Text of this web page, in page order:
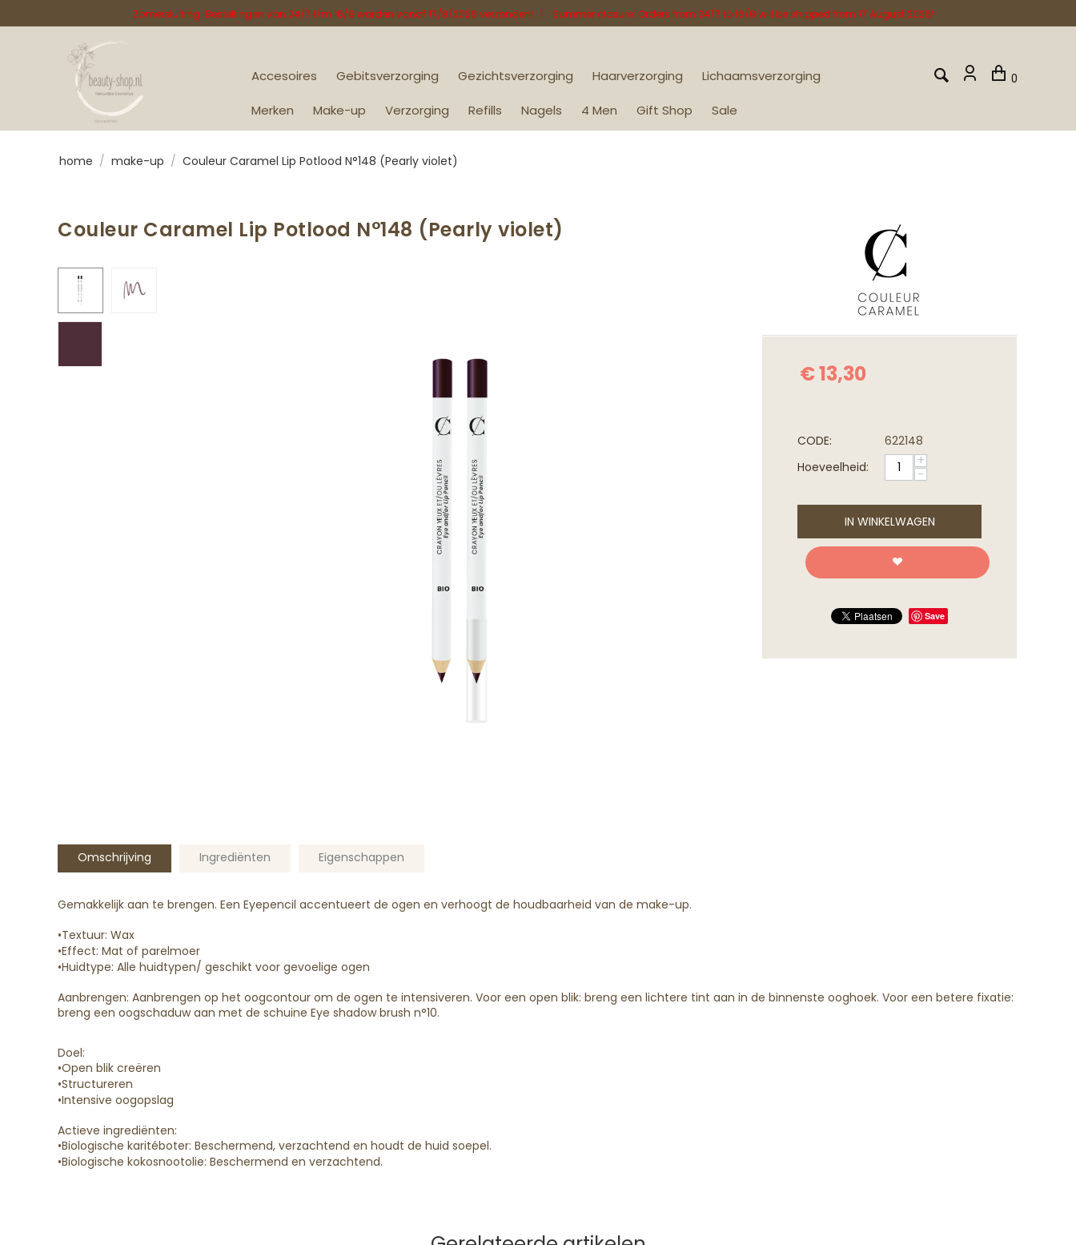
Zomersluiting: Bestellingen van 24/7 t/m 16/8 worden vanaf 17/8/2026 verzonden! | Summer closure: Orders from 24/7 to 16/8 will be shipped from 17 August 2026!
Accesoires Gebitsverzorging Gezichtsverzorging Haarverzorging Lichaamsverzorging
Merken Make-up Verzorging Refills Nagels 4 Men Gift Shop Sale
0
home / make-up / Couleur Caramel Lip Potlood N°148 (Pearly violet)
Couleur Caramel Lip Potlood N°148 (Pearly violet)
€13,30
CODE:
622148
Hoeveelheid:
+
−
IN WINKELWAGEN
Save
Omschrijving Ingrediënten Eigenschappen
Gemakkelijk aan te brengen. Een Eyepencil accentueert de ogen en verhoogt de houdbaarheid van de make-up.
•Textuur: Wax
•Effect: Mat of parelmoer
•Huidtype: Alle huidtypen/ geschikt voor gevoelige ogen
Aanbrengen: Aanbrengen op het oogcontour om de ogen te intensiveren. Voor een open blik: breng een lichtere tint aan in de binnenste ooghoek. Voor een betere fixatie:
breng een oogschaduw aan met de schuine Eye shadow brush n°10.
Doel:
•Open blik creëren
•Structureren
•Intensive oogopslag
Actieve ingrediënten:
•Biologische karitéboter: Beschermend, verzachtend en houdt de huid soepel.
•Biologische kokosnootolie: Beschermend en verzachtend.